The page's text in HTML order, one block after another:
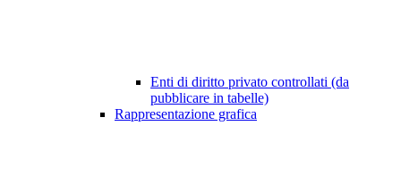
Enti di diritto privato controllati (da
pubblicare in tabelle)
Rappresentazione grafica